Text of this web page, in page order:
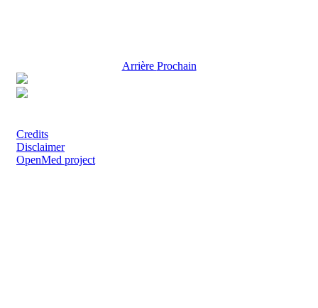
Arrière Prochain
Credits
Disclaimer
OpenMed project